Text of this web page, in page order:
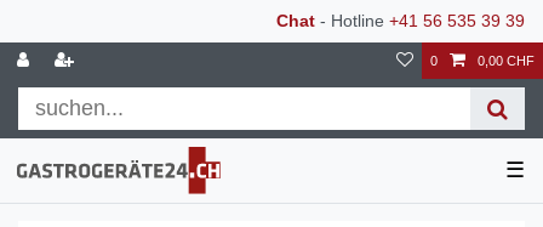
Chat - Hotline +41 56 535 39 39
0 0,00 CHF
☰